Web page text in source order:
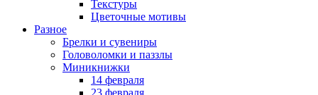
Текстуры
Цветочные мотивы
Разное
Брелки и сувениры
Головоломки и паззлы
Миникнижки
14 февраля
23 февраля